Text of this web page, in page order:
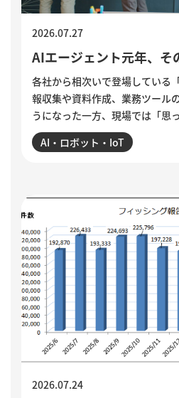
AIエージェント元年、そ
2026.07.27
各社から相次いで登場している
報収集や資料作成、業務ツール
うになった一方、現場では「思
という声も聞かれます。各社の
介するとともに、導入がうまく
ます。
AI・ロボット・IoT
2026.07.24